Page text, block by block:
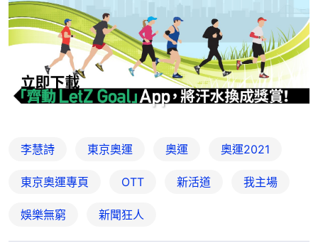
李慧詩 東京奧運 奧運 奧運2021
東京奧運專頁 OTT 新活道 我主場
娛樂無窮 新聞狂人